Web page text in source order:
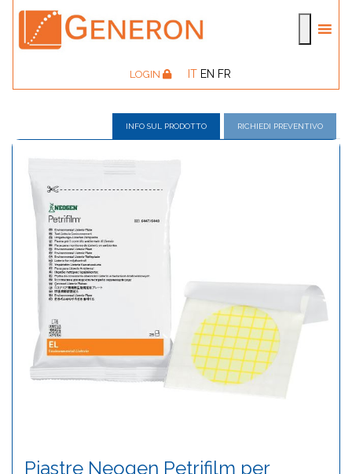
LOGIN IT EN FR
INFO SUL PRODOTTO RICHIEDI PREVENTIVO
Piastre Neogen Petrifilm per